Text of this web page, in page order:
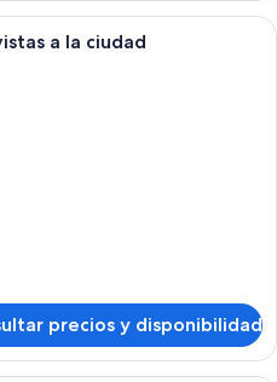
Habitación de hotel con dos camas,
a la ciudad
precios y disponibilidad